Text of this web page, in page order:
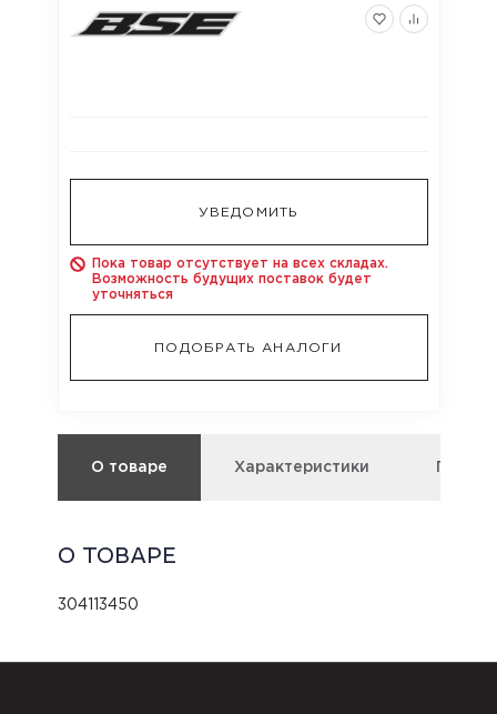
О товаре Характеристики
О ТОВАРЕ
304113450
УВЕДОМИТЬ
Пока товар отсутствует на всех складах.
Возможность будущих поставок будет
уточняться
ПОДОБРАТЬ АНАЛОГИ